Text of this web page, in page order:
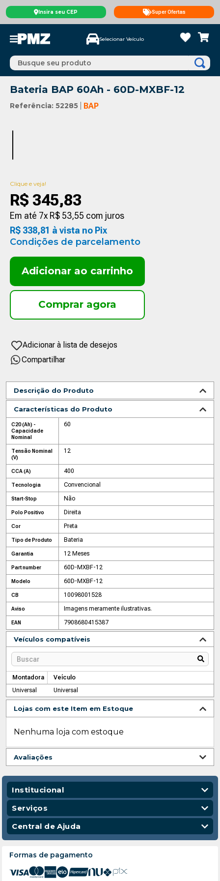
Insira seu CEP Super Ofertas
Selecionar Veículo
Busque seu produto
Bateria BAP 60Ah - 60D-MXBF-12
Referência: 52285 BAP
Clique e veja!
R$ 345,83
Em até 7x R$ 53,55 com juros
R$ 338,81 à vista no Pix
Condições de parcelamento
Adicionar ao carrinho
Compartilhar
Descrição do Produto
Características do Produto
C20 (Ah) -
Capacidade
Nominal
60
Tensão Nominal
(V)
12
CCA (A) 400
Tecnologia Convencional
Start-Stop Não
Polo Positivo Direita
Cor Preta
Tipo de Produto Bateria
Garantia 12 Meses
Part number 60D-MXBF-12
Modelo 60D-MXBF-12
CB 10098001528
Aviso Imagens meramente ilustrativas.
EAN 7908680415387
Veículos compatíveis
Montadora
Veículo
Universal
Universal
Lojas com este Item em Estoque
Nenhuma loja com estoque
Avaliações
Institucional
Quem Somos
Nossas Lojas
Código de Conduta
Serviços
Vendas Corporativas
Entregas
Central de Ajuda
Política de Privacidade
Política de Troca e Devolução
Política de Frete e Entrega
Atendimento
Formas de pagamento